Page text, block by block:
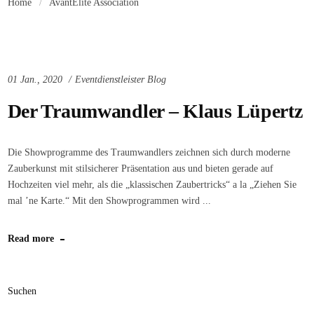
Home / AvantElite Association
01 Jan., 2020 Eventdienstleister Blog
Der Traumwandler – Klaus Lüpertz
Die Showprogramme des Traumwandlers zeichnen sich durch moderne
Zauberkunst mit stilsicherer Präsentation aus und bieten gerade auf
Hochzeiten viel mehr, als die „klassischen Zaubertricks“ a la „Ziehen Sie
mal ’ne Karte.“ Mit den Showprogrammen wird ...
Read more
Suchen